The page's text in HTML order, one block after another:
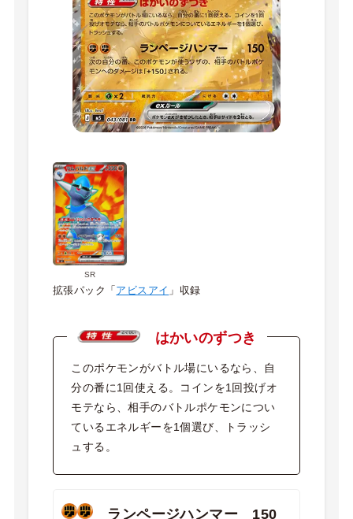
SR
拡張パック「 アビスアイ 」収録
はかいのずつき
このポケモンがバトル場にいるなら、自
分の番に1回使える。コインを1回投げオ
モテなら、相手のバトルポケモンについ
ているエネルギーを1個選び、トラッシ
ュする。
ランページハンマー 150